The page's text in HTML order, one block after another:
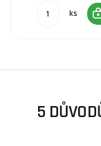
ks
5